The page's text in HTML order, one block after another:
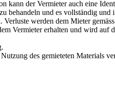
der Vermieter auch eine
behandeln und es vollständig und
werden dem Mieter
Vermieter erhalten und wird auf
des gemieteten Materials